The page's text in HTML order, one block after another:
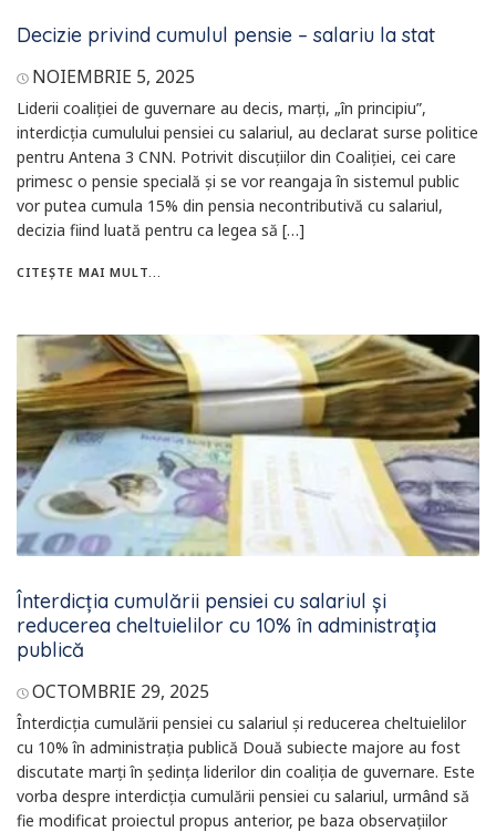
Decizie privind cumulul pensie – salariu la stat
NOIEMBRIE 5, 2025
Liderii coaliției de guvernare au decis, marți, „în principiu”,
interdicția cumulului pensiei cu salariul, au declarat surse politice
pentru Antena 3 CNN. Potrivit discuțiilor din Coaliției, cei care
primesc o pensie specială și se vor reangaja în sistemul public
vor putea cumula 15% din pensia necontributivă cu salariul,
decizia fiind luată pentru ca legea să […]
CITEȘTE MAI MULT...
Înterdicția cumulării pensiei cu salariul și
reducerea cheltuielilor cu 10% în administrația
publică
OCTOMBRIE 29, 2025
Înterdicția cumulării pensiei cu salariul și reducerea cheltuielilor
cu 10% în administrația publică Două subiecte majore au fost
discutate marți în ședința liderilor din coaliția de guvernare. Este
vorba despre interdicția cumulării pensiei cu salariul, urmând să
fie modificat proiectul propus anterior, pe baza observațiilor